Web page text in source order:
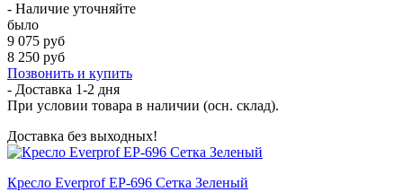
- Наличие уточняйте
было
9 075 руб
8 250 руб
Позвонить и купить
- Доставка 1-2 дня
При условии товара в наличии (осн. склад).
Доставка без выходных!
Кресло Everprof EP-696 Сетка Зеленый